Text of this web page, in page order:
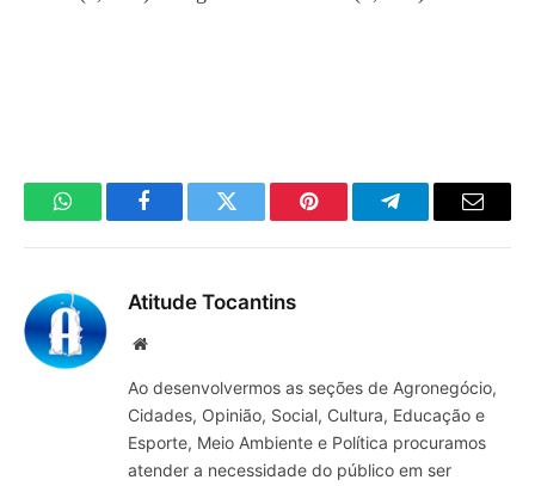
WhatsAppFacebookTwitter Pinterest TelegramaE-
Atitude Tocantins
Site
Ao desenvolvermos as seções de Agronegócio,
Cidades, Opinião, Social, Cultura, Educação e
Esporte, Meio Ambiente e Política procuramos
atender a necessidade do público em ser